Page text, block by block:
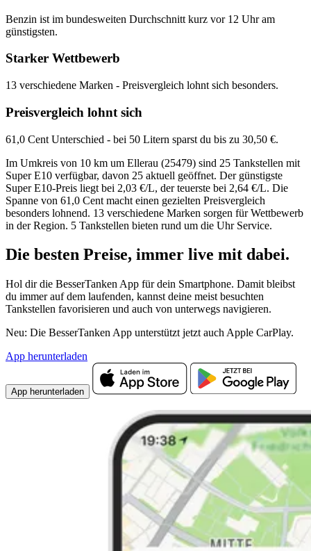
Benzin ist im bundesweiten Durchschnitt kurz vor 12 Uhr am
günstigsten.
Starker Wettbewerb
13 verschiedene Marken - Preisvergleich lohnt sich besonders.
Preisvergleich lohnt sich
61,0 Cent Unterschied - bei 50 Litern sparst du bis zu 30,50 €.
Im Umkreis von 10 km um Ellerau (25479) sind 25 Tankstellen mit
Super E10 verfügbar, davon 25 aktuell geöffnet. Der günstigste
Super E10-Preis liegt bei 2,03 €/L, der teuerste bei 2,64 €/L. Die
Spanne von 61,0 Cent macht einen gezielten Preisvergleich
besonders lohnend. 13 verschiedene Marken sorgen für Wettbewerb
in der Region. 5 Tankstellen bieten rund um die Uhr Service.
Die besten Preise, immer live mit dabei.
Hol dir die BesserTanken App für dein Smartphone. Damit bleibst
du immer auf dem laufenden, kannst deine meist besuchten
Tankstellen favorisieren und auch von unterwegs navigieren.
Neu: Die BesserTanken App unterstützt jetzt auch Apple CarPlay.
App herunterladen
App herunterladen